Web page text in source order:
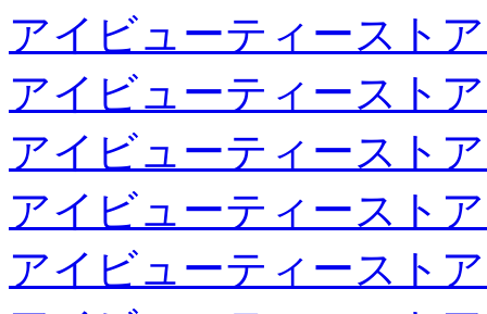
アイビューティースト
アイビューティースト
アイビューティースト
アイビューティースト
アイビューティースト